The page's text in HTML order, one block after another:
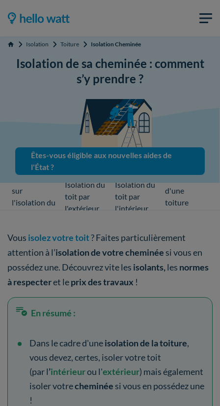
Accueil Isolation Toiture Isolation Cheminée
Isolation de sa cheminée : comment
s’y prendre ?
Êtes-vous éligible aux nouvelles aides de
l'État ?
sur
l'isolation du
Isolation du
toit par
l'extérieur
Isolation du
toit par
l'intérieur
d'une
toiture
Vous isolez votre toit? Faites particulièrement
attention à l’isolation de votre cheminée si vous en
possédez une. Découvrez vite les isolants, les normes
à respecteret leprix des travaux !
En résumé :
Dans le cadre d'uneisolation de la toiture,
vous devez, certes, isoler votre toit
(par l’intérieurou l'extérieur) mais également
isoler votrecheminée si vous en possédez une
!